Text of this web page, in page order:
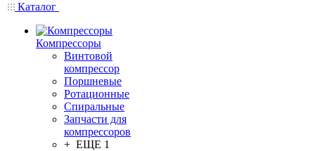
Каталог
Компрессоры
Винтовой
компрессор
Поршневые
Ротационные
Спиральные
Запчасти для
компрессоров
+ ЕЩЕ 1